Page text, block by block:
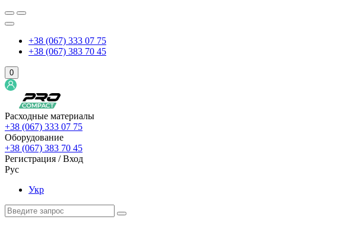
+38 (067) 333 07 75
+38 (067) 383 70 45
0
Расходные материалы
+38 (067) 333 07 75
Оборудование
+38 (067) 383 70 45
Регистрация / Вход
Рус
Укр